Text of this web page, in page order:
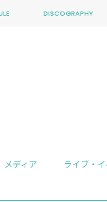
DISCOGRAPHY
メディア ライブ・